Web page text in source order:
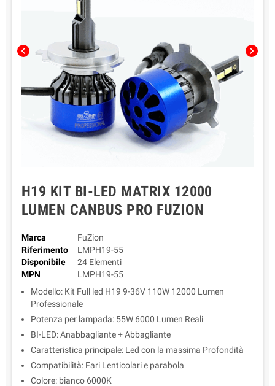
chevron_left chevron_right
H19 KIT BI-LED MATRIX 12000
LUMEN CANBUS PRO FUZION
Marca
FuZion
Riferimento
LMPH19-55
Disponibile
24 Elementi
MPN
LMPH19-55
Modello: Kit Full led H19 9-36V 110W 12000 Lumen
Professionale
Potenza per lampada: 55W 6000 Lumen Reali
BI-LED: Anabbagliante + Abbagliante
Caratteristica principale: Led con la massima Profondità
Compatibilità: Fari Lenticolari e parabola
Colore: bianco 6000K